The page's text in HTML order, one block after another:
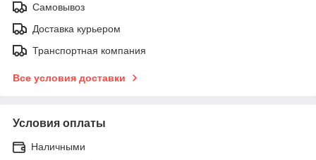
Самовывоз
Доставка курьером
Транспортная компания
Все условия доставки
Условия оплаты
Наличными